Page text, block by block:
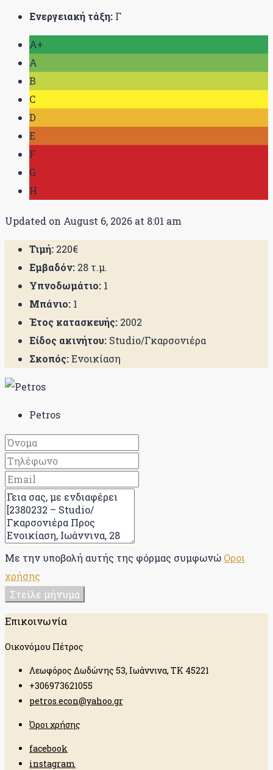
Ενεργειακή τάξη: Γ
A+
A
B
C
D
E
F
G
H
Updated on August 6, 2026 at 8:01 am
Τιμή: 220€
Εμβαδόν: 28 τ.μ.
Υπνοδωμάτιο: 1
Μπάνιο: 1
Έτος κατασκευής: 2002
Είδος ακινήτου: Studio/Γκαρσονιέρα
Σκοπός:Ενοικίαση
Petros
Με την υποβολή αυτής της φόρμας συμφωνώ Οροι
χρήσης
Στείλε μήνυμα
Επικοινωνία
Οικονόμου Πέτρος
Λεωφόρος Δωδώνης 53, Ιωάννινα, ΤΚ 45221
+306973621055
petros.econ@yahoo.gr
Όροι χρήσης
facebook
instagram